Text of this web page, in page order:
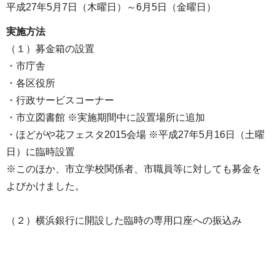
平成27年5月7日（木曜日）～6月5日（金曜日）
実施方法
（１）募金箱の設置
・市庁舎
・各区役所
・行政サービスコーナー
・市立図書館 ※実施期間中に設置場所に追加
・ほどがや花フェスタ2015会場 ※平成27年5月16日（土曜
日）に臨時設置
※このほか、市立学校関係者、市職員等に対しても募金を
よびかけました。
（２）横浜銀行に開設した臨時の専用口座への振込み